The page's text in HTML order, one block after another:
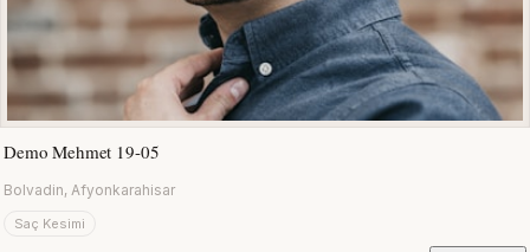
Demo Mehmet 19-05
Bolvadin, Afyonkarahisar
Saç Kesimi